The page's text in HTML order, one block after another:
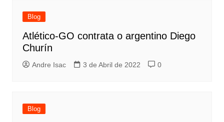
Blog
Atlético-GO contrata o argentino Diego
Churín
Andre Isac 3 de Abril de 2022 0
Blog